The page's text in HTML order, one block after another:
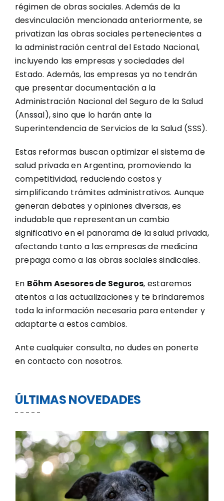
régimen de obras sociales. Además de la
desvinculación mencionada anteriormente, se
privatizan las obras sociales pertenecientes a
la administración central del Estado Nacional,
incluyendo las empresas y sociedades del
Estado. Además, las empresas ya no tendrán
que presentar documentación a la
Administración Nacional del Seguro de la Salud
(Anssal), sino que lo harán ante la
Superintendencia de Servicios de la Salud (SSS).
Estas reformas buscan optimizar el sistema de
salud privada en Argentina, promoviendo la
competitividad, reduciendo costos y
simplificando trámites administrativos. Aunque
generan debates y opiniones diversas, es
indudable que representan un cambio
significativo en el panorama de la salud privada,
afectando tanto a las empresas de medicina
prepaga como a las obras sociales sindicales.
En Böhm Asesores de Seguros, estaremos
atentos a las actualizaciones y te brindaremos
toda la información necesaria para entender y
adaptarte a estos cambios.
Ante cualquier consulta, no dudes en ponerte
en contacto con nosotros.
ÚLTIMAS NOVEDADES